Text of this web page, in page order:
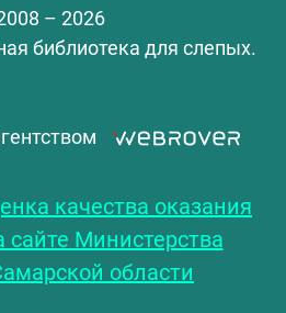
– 2026
библиотека для слепых.
качества оказания
сайте Министерства
области